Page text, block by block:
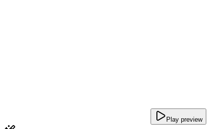
Play preview